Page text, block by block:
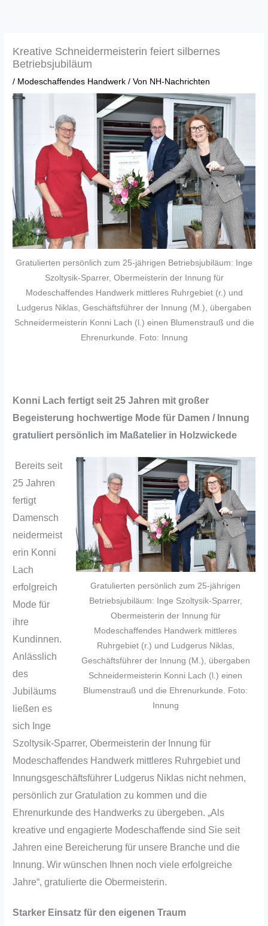
Kreative Schneidermeisterin feiert silbernes
Betriebsjubiläum
/ Modeschaffendes Handwerk / Von NH-Nachrichten
Gratulierten persönlich zum 25-jährigen Betriebsjubiläum: Inge
Szoltysik-Sparrer, Obermeisterin der Innung für
Modeschaffendes Handwerk mittleres Ruhrgebiet (r.) und
Ludgerus Niklas, Geschäftsführer der Innung (M.), übergaben
Schneidermeisterin Konni Lach (l.) einen Blumenstrauß und die
Ehrenurkunde. Foto: Innung
Konni Lach fertigt seit 25 Jahren mit großer
Begeisterung hochwertige Mode für Damen / Innung
gratuliert persönlich im Maßatelier in Holzwickede
Gratulierten persönlich zum 25-jährigen
Betriebsjubiläum: Inge Szoltysik-Sparrer,
Obermeisterin der Innung für
Modeschaffendes Handwerk mittleres
Ruhrgebiet (r.) und Ludgerus Niklas,
Geschäftsführer der Innung (M.), übergaben
Schneidermeisterin Konni Lach (l.) einen
Blumenstrauß und die Ehrenurkunde. Foto:
Innung
Bereits seit
25 Jahren
fertigt
Damensch
neidermeist
erin Konni
Lach
erfolgreich
Mode für
ihre
Kundinnen.
Anlässlich
des
Jubiläums
ließen es
sich Inge
Szoltysik-Sparrer, Obermeisterin der Innung für
Modeschaffendes Handwerk mittleres Ruhrgebiet und
Innungsgeschäftsführer Ludgerus Niklas nicht nehmen,
persönlich zur Gratulation zu kommen und die
Ehrenurkunde des Handwerks zu übergeben. „Als
kreative und engagierte Modeschaffende sind Sie seit
Jahren eine Bereicherung für unsere Branche und die
Innung. Wir wünschen Ihnen noch viele erfolgreiche
Jahre“, gratulierte die Obermeisterin.
Starker Einsatz für den eigenen Traum